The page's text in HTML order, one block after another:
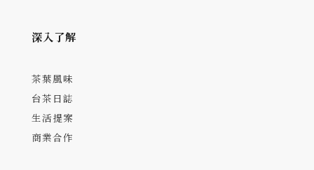
深入了解
茶葉風味
台茶日誌
生活提案
商業合作